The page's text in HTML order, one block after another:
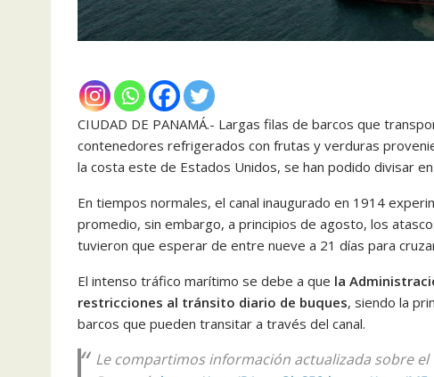
CIUDAD DE PANAMÁ.- Largas filas de barcos que
contenedores refrigerados con frutas y verduras
la costa este de Estados Unidos, se han podido divisar en
En tiempos normales, el canal inaugurado en 1914
promedio, sin embargo, a principios de agosto, los
tuvieron que esperar de entre nueve a 21 días para
El intenso tráfico marítimo se debe a que la
restricciones al tránsito diario de buques, siendo la
barcos que pueden transitar a través del canal.
Le compartimos información actualizada sobre el